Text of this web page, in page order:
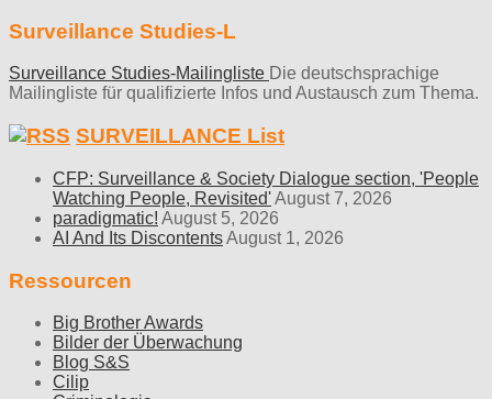
Surveillance Studies-L
Surveillance Studies-Mailingliste Die deutschsprachige
Mailingliste für qualifizierte Infos und Austausch zum Thema.
SURVEILLANCE List
CFP: Surveillance & Society Dialogue section, 'People
Watching People, Revisited'August 7, 2026
paradigmatic! August 5, 2026
AI And Its DiscontentsAugust 1, 2026
Ressourcen
Big Brother Awards
Bilder der Überwachung
Blog S&S
Cilip